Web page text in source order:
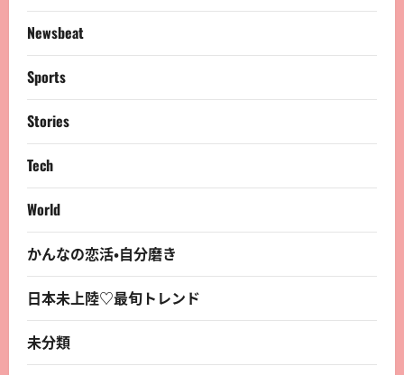
Newsbeat
Sports
Stories
Tech
World
かんなの恋活・自分磨き
日本未上陸♡最旬トレンド
未分類